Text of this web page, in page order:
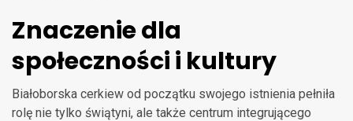
Znaczenie dla
społeczności i kultury
Białoborska cerkiew od początku swojego istnienia pełniła
rolę nie tylko świątyni, ale także centrum integrującego